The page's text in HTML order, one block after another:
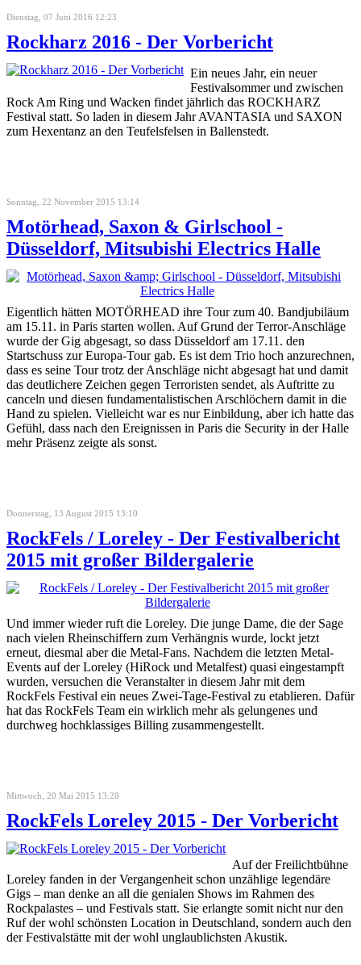
Dienstag, 07 Juni 2016 12:23
Rockharz 2016 - Der Vorbericht
Ein neues Jahr, ein neuer
Festivalsommer und zwischen
Rock Am Ring und Wacken findet jährlich das ROCKHARZ
Festival statt. So laden in diesem Jahr AVANTASIA und SAXON
zum Hexentanz an den Teufelsfelsen in Ballenstedt.
Sonntag, 22 November 2015 13:14
Motörhead, Saxon & Girlschool -
Düsseldorf, Mitsubishi Electrics Halle
Eigentlich hätten MOTÖRHEAD ihre Tour zum 40. Bandjubiläum
am 15.11. in Paris starten wollen. Auf Grund der Terror-Anschläge
wurde der Gig abgesagt, so dass Düsseldorf am 17.11. den
Startschuss zur Europa-Tour gab. Es ist dem Trio hoch anzurechnen,
dass es seine Tour trotz der Anschläge nicht abgesagt hat und damit
das deutlichere Zeichen gegen Terroristen sendet, als Auftritte zu
canceln und diesen fundamentalistischen Arschlöchern damit in die
Hand zu spielen. Vielleicht war es nur Einbildung, aber ich hatte das
Gefühl, dass nach den Ereignissen in Paris die Security in der Halle
mehr Präsenz zeigte als sonst.
Donnerstag, 13 August 2015 13:10
RockFels / Loreley - Der Festivalbericht
2015 mit großer Bildergalerie
Und immer wieder ruft die Loreley. Die junge Dame, die der Sage
nach vielen Rheinschiffern zum Verhängnis wurde, lockt jetzt
erneut, diesmal aber die Metal-Fans. Nachdem die letzten Metal-
Events auf der Loreley (HiRock und Metalfest) quasi eingestampft
wurden, versuchen die Veranstalter in diesem Jahr mit dem
RockFels Festival ein neues Zwei-Tage-Festival zu etablieren. Dafür
hat das RockFels Team ein wirklich mehr als gelungenes und
durchweg hochklassiges Billing zusammengestellt.
Mittwoch, 20 Mai 2015 13:28
RockFels Loreley 2015 - Der Vorbericht
Auf der Freilichtbühne
Loreley fanden in der Vergangenheit schon unzählige legendäre
Gigs – man denke an all die genialen Shows im Rahmen des
Rockpalastes – und Festivals statt. Sie erlangte somit nicht nur den
Ruf der wohl schönsten Location in Deutschland, sondern auch den
der Festivalstätte mit der wohl unglaublichsten Akustik.